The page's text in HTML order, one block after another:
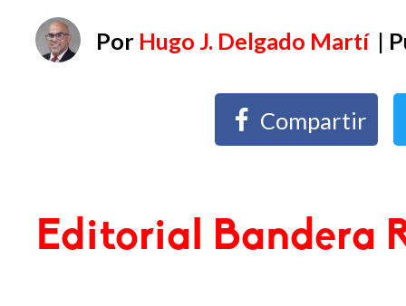
Por Hugo J. Delgado Martí |
Compartir
Editorial Bandera